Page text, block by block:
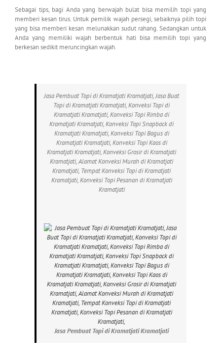
Sebagai tips, bagi Anda yang berwajah bulat bisa memilih topi yang
memberi kesan tirus. Untuk pemilik wajah persegi, sebaiknya pilih topi
yang bisa memberi kesan melunakkan sudut rahang. Sedangkan untuk
Anda yang memiliki wajah berbentuk hati bisa memilih topi yang
berkesan sedikit meruncingkan wajah.
Jasa Pembuat Topi di Kramatjati Kramatjati, Jasa Buat
Topi di Kramatjati Kramatjati, Konveksi Topi di
Kramatjati Kramatjati, Konveksi Topi Rimba di
Kramatjati Kramatjati, Konveksi Topi Snapback di
Kramatjati Kramatjati, Konveksi Topi Bagus di
Kramatjati Kramatjati, Konveksi Topi Kaos di
Kramatjati Kramatjati, Konveksi Grosir di Kramatjati
Kramatjati, Alamat Konveksi Murah di Kramatjati
Kramatjati, Tempat Konveksi Topi di Kramatjati
Kramatjati, Konveksi Topi Pesanan di Kramatjati
Kramatjati
Jasa Pembuat Topi di Kramatjati Kramatjati